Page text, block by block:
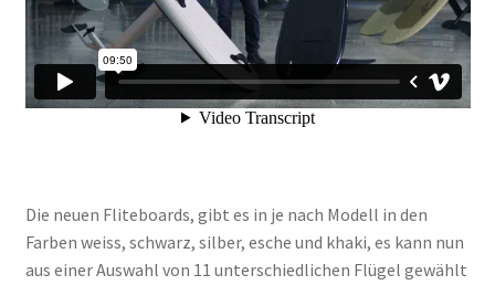
Die neuen Fliteboards, gibt es in je nach Modell in den
Farben weiss, schwarz, silber, esche und khaki, es kann nun
aus einer Auswahl von 11 unterschiedlichen Flügel gewählt